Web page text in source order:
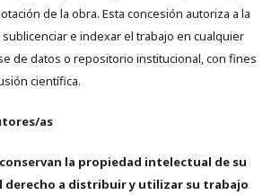
de la obra. Esta concesión autoriza a la
sublicenciar e indexar el trabajo en cualquier
de datos o repositorio institucional, con fines
científica.
as
conservan la propiedad intelectual de su
derecho a distribuir y utilizar su trabajo